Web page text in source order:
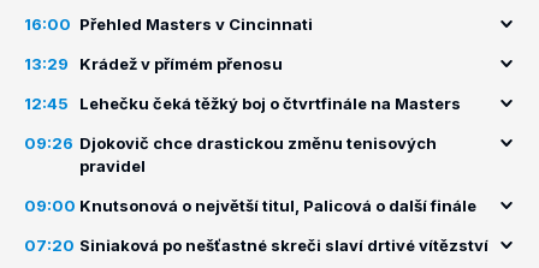
16:00 Přehled Masters v Cincinnati
13:29 Krádež v přímém přenosu
12:45 Lehečku čeká těžký boj o čtvrtfinále na Masters
09:26 Djokovič chce drastickou změnu tenisových
pravidel
09:00 Knutsonová o největší titul, Palicová o další finále
07:20 Siniaková po nešťastné skreči slaví drtivé vítězství